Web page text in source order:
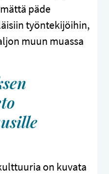
päde
työntekijöihin,
muun muassa
on kuvata